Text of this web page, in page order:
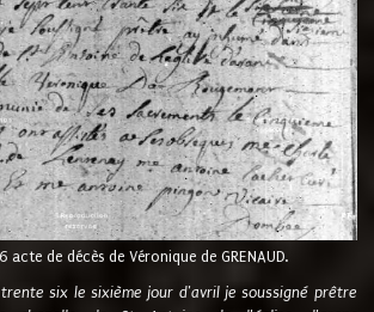
de décès de Véronique de GRENAUD.
six le sixième jour d'avril je soussigné prêtre